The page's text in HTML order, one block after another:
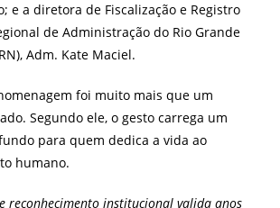
e a diretora de Fiscalização e Registro
de Administração do Rio Grande
Adm. Kate Maciel.
foi muito mais que um
Segundo ele, o gesto carrega um
para quem dedica a vida ao
humano.
reconhecimento institucional valida anos